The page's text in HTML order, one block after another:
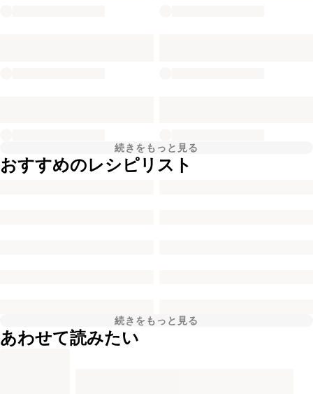
続きをもっと見る
おすすめのレシピリスト
続きをもっと見る
あわせて読みたい